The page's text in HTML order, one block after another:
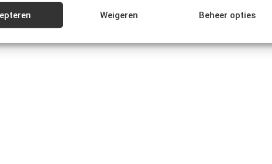
Weigeren Beheer opties